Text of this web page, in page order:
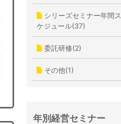
シリーズセミナー年間ス
ケジュール(37)
委託研修(2)
その他(1)
年別経営セミナー